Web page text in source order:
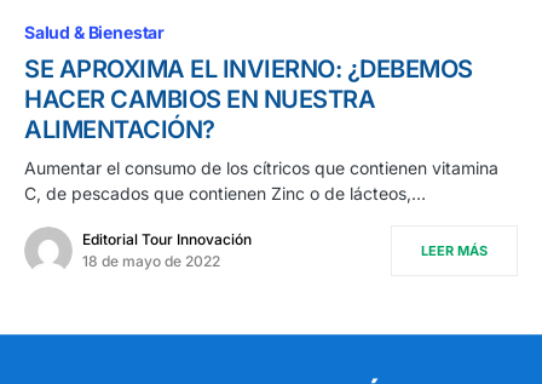
Salud & Bienestar
SE APROXIMA EL INVIERNO: ¿DEBEMOS
HACER CAMBIOS EN NUESTRA
ALIMENTACIÓN?
Aumentar el consumo de los cítricos que contienen vitamina
C, de pescados que contienen Zinc o de lácteos,…
Editorial Tour Innovación
18 de mayo de 2022
LEER MÁS